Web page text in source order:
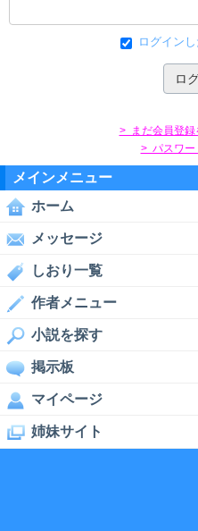
ログイン
> まだ会員登録
> パスワー
メインメニュー
ホーム
メッセージ
しおり一覧
作者メニュー
小説を探す
掲示板
マイページ
姉妹サイト